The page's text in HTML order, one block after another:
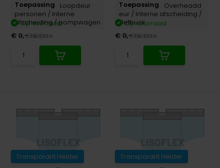
Loopdeur
personen / Interne
afscheiding /pompwagen
Op voorraad
€ 0,- Excl. btw
Overheadd
eur / Interne afscheiding /
Heftruck
Op voorraad
€ 0,- Excl. btw
Transparant Helder
Transparant Helder